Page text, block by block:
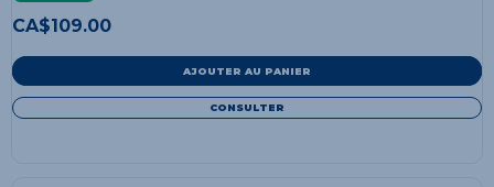
CA$109.00
AJOUTER AU PANIER
CONSULTER